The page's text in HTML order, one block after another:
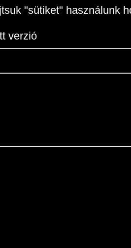
"sütiket" használunk
verzió